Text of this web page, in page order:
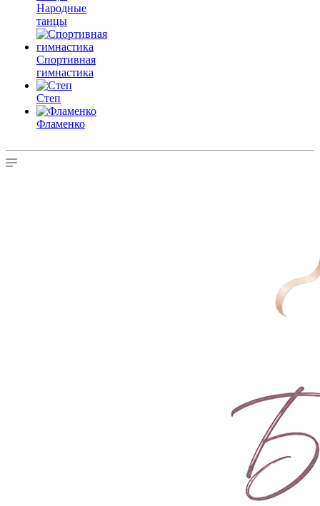
Народные
танцы
Спортивная
гимнастика
Степ
Фламенко